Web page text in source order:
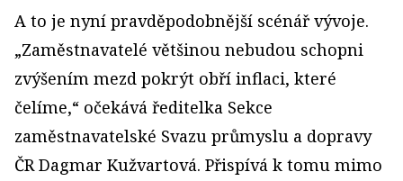
A to je nyní pravděpodobnější scénář vývoje.
„Zaměstnavatelé většinou nebudou schopni
zvýšením mezd pokrýt obří inflaci, které
čelíme,“ očekává ředitelka Sekce
zaměstnavatelské Svazu průmyslu a dopravy
ČR Dagmar Kužvartová. Přispívá k tomu mimo